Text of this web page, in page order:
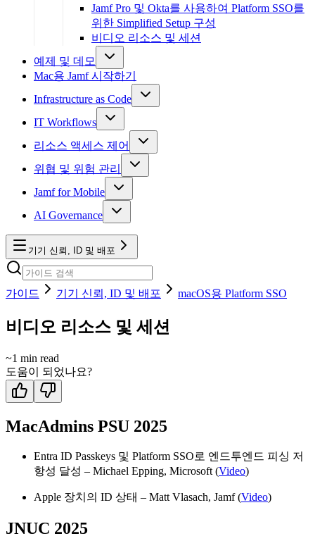
Jamf Pro 및 Okta를 사용하여 Platform SSO를
위한 Simplified Setup 구성
비디오 리소스 및 세션
예제 및 데모
Mac용 Jamf 시작하기
Infrastructure as Code
IT Workflows
리소스 액세스 제어
위협 및 위험 관리
Jamf for Mobile
AI Governance
기기 신뢰, ID 및 배포
가이드 기기 신뢰, ID 및 배포 macOS용 Platform SSO
비디오 리소스 및 세션
~1 min read
도움이 되었나요?
MacAdmins PSU 2025
Entra ID Passkeys 및 Platform SSO로 엔드투엔드 피싱 저
항성 달성 – Michael Epping, Microsoft (Video)
Apple 장치의 ID 상태 – Matt Vlasach, Jamf (Video)
JNUC 2025